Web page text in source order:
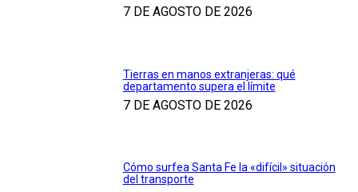
7 DE AGOSTO DE 2026
Tierras en manos extranjeras: qué
departamento supera el límite
7 DE AGOSTO DE 2026
Cómo surfea Santa Fe la «difícil» situación
del transporte